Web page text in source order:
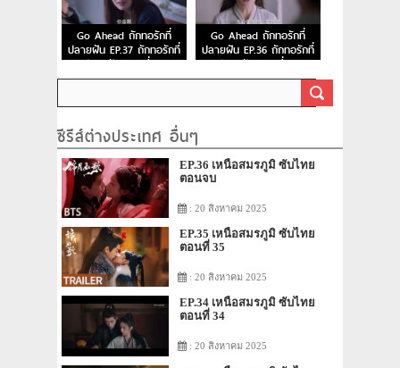
Go Ahead ถักทอรักที่
ปลายฝัน EP.37 ถักทอรักที่
ปลายฝัน ตอนที่ 37
Go Ahead ถักทอรักที่
ปลายฝัน EP.36 ถักทอรักที่
ปลายฝัน ตอนที่ 36
ซีรีส์ต่างประเทศ อื่นๆ
EP.36 เหนือสมรภูมิ ซับไทย
ตอนจบ
: 20 สิงหาคม 2025
EP.35 เหนือสมรภูมิ ซับไทย
ตอนที่ 35
: 20 สิงหาคม 2025
EP.34 เหนือสมรภูมิ ซับไทย
ตอนที่ 34
: 20 สิงหาคม 2025